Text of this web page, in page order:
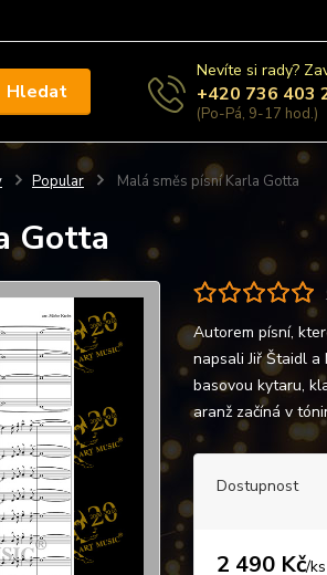
Hledat
Nevíte si rady?
+420 736 403
(Po-Pá, 9-17 hod.)
Popular Malá směs písní Karla Gotta
Gotta
Autorem písní,
napsali Jiř Štaidl
basovou kytaru,
aranž začíná v
Dostupnost
2 490 Kč/ks